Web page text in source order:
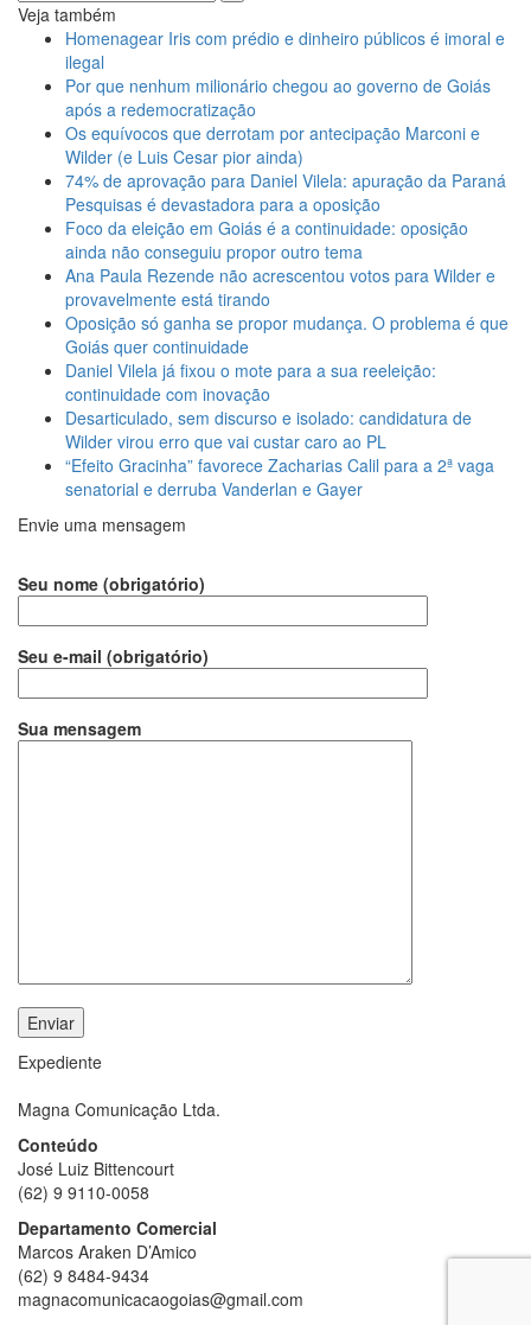
Veja também
Homenagear Iris com prédio e dinheiro públicos é imoral e
ilegal
Por que nenhum milionário chegou ao governo de Goiás
após a redemocratização
Os equívocos que derrotam por antecipação Marconi e
Wilder (e Luis Cesar pior ainda)
74% de aprovação para Daniel Vilela: apuração da Paraná
Pesquisas é devastadora para a oposição
Foco da eleição em Goiás é a continuidade: oposição
ainda não conseguiu propor outro tema
Ana Paula Rezende não acrescentou votos para Wilder e
provavelmente está tirando
Oposição só ganha se propor mudança. O problema é que
Goiás quer continuidade
Daniel Vilela já fixou o mote para a sua reeleição:
continuidade com inovação
Desarticulado, sem discurso e isolado: candidatura de
Wilder virou erro que vai custar caro ao PL
“Efeito Gracinha” favorece Zacharias Calil para a 2ª vaga
senatorial e derruba Vanderlan e Gayer
Envie uma mensagem
Seu nome (obrigatório)
Seu e-mail (obrigatório)
Sua mensagem
Expediente
Magna Comunicação Ltda.
Conteúdo
José Luiz Bittencourt
(62) 9 9110-0058
Departamento Comercial
Marcos Araken D’Amico
(62) 9 8484-9434
magnacomunicacaogoias@gmail.com